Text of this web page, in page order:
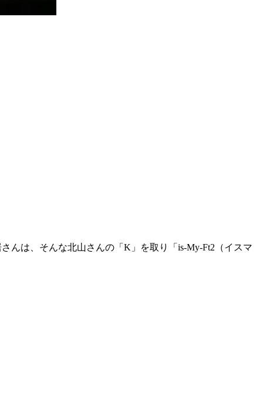
んは、そんな北山さんの「K」を取り「is-My-Ft2（イスマ